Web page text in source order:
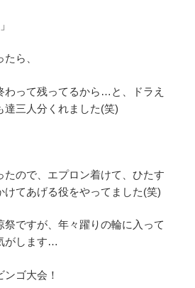
ら、
わって残ってるから…と、ドラえ
達三人分くれました(笑)
たので、エプロン着けて、ひたす
けてあげる役をやってました(笑)
祭ですが、年々躍りの輪に入って
がします…
ゴ大会！